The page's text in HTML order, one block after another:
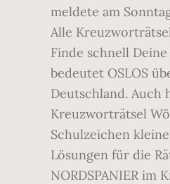
meldete am
Alle
Finde schnell
bedeutet OSLOS
Deutschland. Auch
Kreuzworträtsel
Schulzeichen
Lösungen für die
NORDSPANIER